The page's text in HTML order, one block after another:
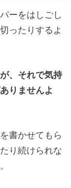
ーをはしごし
ったりするよ
、それで気持
りませんよ
書かせてもら
り続けられな